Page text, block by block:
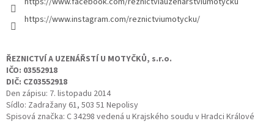
https://www.instagram.com/reznictviumotycku/
ŘEZNICTVÍ A UZENÁŘSTÍ U MOTYČKŮ, s.r.o.
IČO: 03552918
DIČ: CZ03552918
Den zápisu: 7. listopadu 2014
Sídlo: Zadražany 61, 503 51 Nepolisy
Spisová značka: C 34298 vedená u Krajského soudu v Hradci Králové